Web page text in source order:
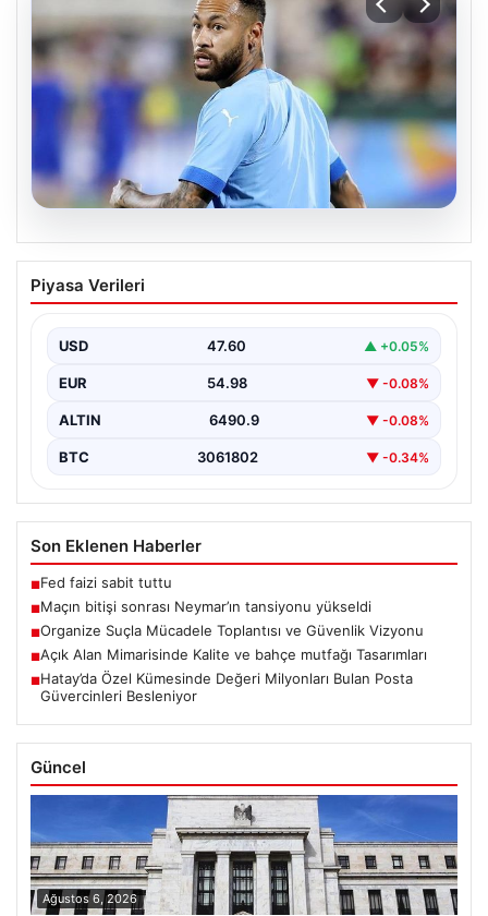
06.08.2026
Maçın bitişi sonrası Neymar’ın
tansiyonu yükseldi
gergin anlar yaşandı. Tribünlerin coşkusu ve sahadaki
yüksek…
Piyasa Verileri
USD 47.60 ▲ +0.05%
EUR 54.98 ▼ -0.08%
ALTIN 6490.9 ▼ -0.08%
BTC 3061802 ▼ -0.34%
Son Eklenen Haberler
■Fed faizi sabit tuttu
■Maçın bitişi sonrası Neymar’ın tansiyonu yükseldi
■Organize Suçla Mücadele Toplantısı ve Güvenlik Vizyonu
■Açık Alan Mimarisinde Kalite ve bahçe mutfağı Tasarımları
■Hatay’da Özel Kümesinde Değeri Milyonları Bulan Posta
Güvercinleri Besleniyor
Güncel
Ağustos 6, 2026